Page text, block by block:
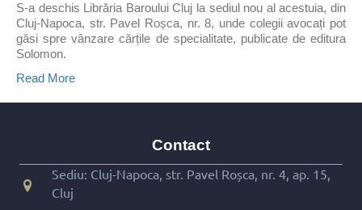
S-a deschis Librăria Baroului Cluj la sediul nou al acestuia, din
Cluj-Napoca, str. Pavel Roșca, nr. 8, unde colegii avocați pot
găsi spre vânzare cărțile de specialitate, publicate de editura
Solomon.
Read More
Contact
Sediu: Cluj-Napoca, str. Pavel Roșca, nr. 4, ap. 15,
Cluj